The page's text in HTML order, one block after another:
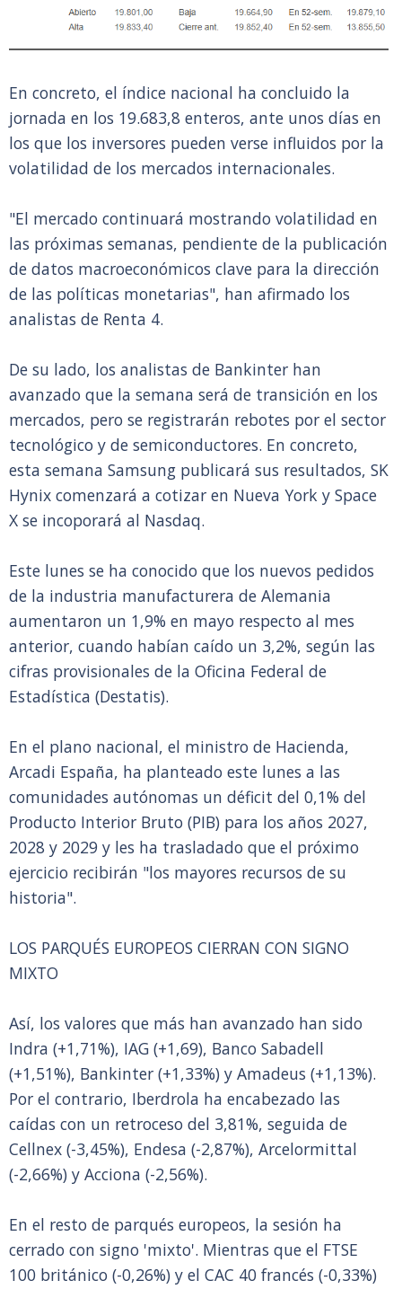
En concreto, el índice nacional ha concluido la
jornada en los 19.683,8 enteros, ante unos días en
los que los inversores pueden verse influidos por la
volatilidad de los mercados internacionales.
"El mercado continuará mostrando volatilidad en
las próximas semanas, pendiente de la publicación
de datos macroeconómicos clave para la dirección
de las políticas monetarias", han afirmado los
analistas de Renta 4.
De su lado, los analistas de Bankinter han
avanzado que la semana será de transición en los
mercados, pero se registrarán rebotes por el sector
tecnológico y de semiconductores. En concreto,
esta semana Samsung publicará sus resultados, SK
Hynix comenzará a cotizar en Nueva York y Space
X se incoporará al Nasdaq.
Este lunes se ha conocido que los nuevos pedidos
de la industria manufacturera de Alemania
aumentaron un 1,9% en mayo respecto al mes
anterior, cuando habían caído un 3,2%, según las
cifras provisionales de la Oficina Federal de
Estadística (Destatis).
En el plano nacional, el ministro de Hacienda,
Arcadi España, ha planteado este lunes a las
comunidades autónomas un déficit del 0,1% del
Producto Interior Bruto (PIB) para los años 2027,
2028 y 2029 y les ha trasladado que el próximo
ejercicio recibirán "los mayores recursos de su
historia".
LOS PARQUÉS EUROPEOS CIERRAN CON SIGNO
MIXTO
Así, los valores que más han avanzado han sido
Indra (+1,71%), IAG (+1,69), Banco Sabadell
(+1,51%), Bankinter (+1,33%) y Amadeus (+1,13%).
Por el contrario, Iberdrola ha encabezado las
caídas con un retroceso del 3,81%, seguida de
Cellnex (-3,45%), Endesa (-2,87%), Arcelormittal
(-2,66%) y Acciona (-2,56%).
En el resto de parqués europeos, la sesión ha
cerrado con signo 'mixto'. Mientras que el FTSE
100 británico (-0,26%) y el CAC 40 francés (-0,33%)